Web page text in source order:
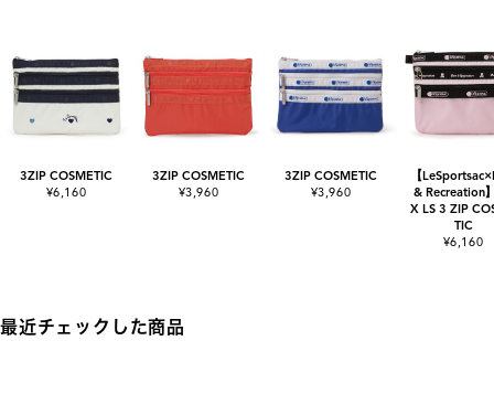
3ZIP COSMETIC
¥6,160
3ZIP COSMETIC
¥3,960
3ZIP COSMETIC
¥3,960
【
& Recreation
X LS 3 ZIP
TIC
¥6,160
最近チェックした商品